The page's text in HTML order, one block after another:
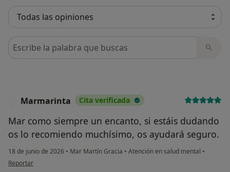
Busca en opiniones
Marmarinta Cita verificada
Mar como siempre un encanto, si estáis dudando
os lo recomiendo muchísimo, os ayudará seguro.
18 de junio de 2026 • Mar Martín Gracia • Atención en salud mental •
en opinión del usuario Marmarinta
Reportar